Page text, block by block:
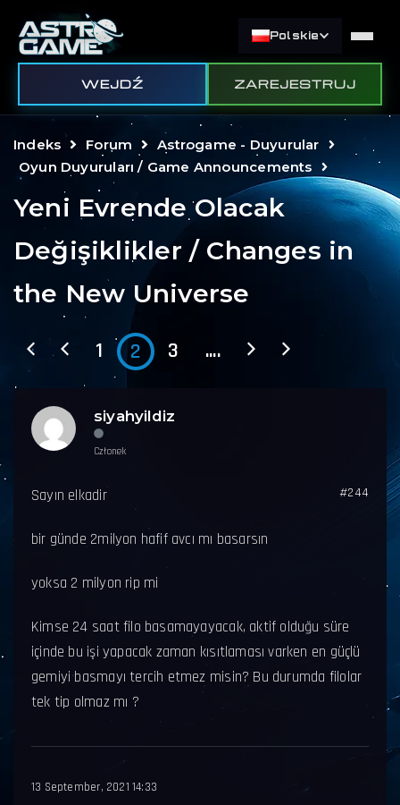
Polskie
WEJDŹ ZAREJESTRUJ
Indeks Forum
Astrogame - Duyurular
Oyun Duyuruları / Game Announcements
Yeni Evrende Olacak
Değişiklikler / Changes in
the New Universe
1 2 3 ....
siyahyildiz
Członek
#244
Sayın elkadir
bir günde 2milyon hafif avcı mı basarsın
yoksa 2 milyon rip mi
Kimse 24 saat filo basamayayacak, aktif olduğu süre
içinde bu işi yapacak zaman kısıtlaması varken en güçlü
gemiyi basmayı tercih etmez misin? Bu durumda filolar
tek tip olmaz mı ?
13 September, 2021 14:33